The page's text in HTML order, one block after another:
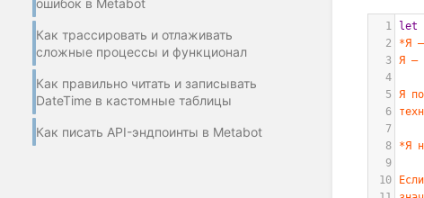
Как трассировать и отлаживать
сложные процессы и функционал
Как правильно читать и записывать
DateTime в кастомные таблицы
Как писать API-эндпоинты в Metabot
1 let
2
*Я
3 Я —
4
5
Я
6
7
8
*Я
9
10